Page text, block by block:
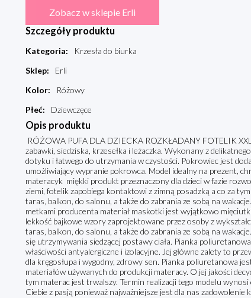
Zobacz w sklepie Erli
Szczegóły produktu
Kategoria:
Krzesła do biurka
Sklep:
Erli
Kolor:
Różowy
Płeć: Dziewczęce
Opis produktu
RÓŻOWA PUFA DLA DZIECKA ROZKŁADANY FOTELIK
zabawki, siedziska, krzesełka i leżaczka. Wykonany z
dotyku i łatwego do utrzymania w czystości. Pokrowiec jest
umożliwiający wypranie pokrowca. Model idealny na prezent,
materacyk miękki produkt przeznaczony dla dzieci w fazie
ziemi, fotelik zapobiega kontaktowi z zimną posadzką a co za
taras, balkon, do salonu, a także do zabrania ze sobą na
metkami producenta materiał maskotki jest wyjątkowo
lekkość bajkowe wzory zaprojektowane przez osoby z
taras, balkon, do salonu, a także do zabrania ze sobą na
się utrzymywania siedzącej postawy ciała. Pianka
właściwości antyalergiczne i izolacyjne. Jej główne zalety to
dla kręgosłupa i wygodny, zdrowy sen. Pianka poliuretanowa
materiałów używanych do produkcji materacy. O jej jakości
tym materac jest trwalszy. Termin realizacji tego modelu
Ciebie z pasją ponieważ najważniejsze jest dla nas zadowolenie